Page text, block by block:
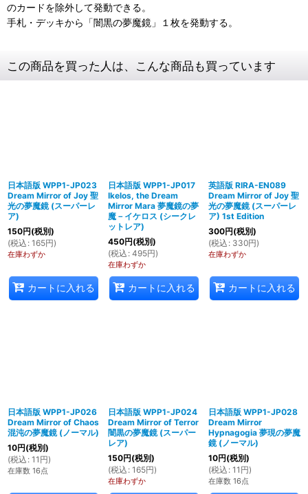
のカードを除外して発動できる。
手札・デッキから「闇黒の夢魔鏡」１枚を発動する。
この商品を買った人は、こんな商品も買っています
日本語版 WPP1-JP023
Dream Mirror of Joy 聖
光の夢魔鏡 (スーパーレ
ア)
150円(税別)
(税込 : 165円)
在庫わずか
カートに入れる
日本語版 WPP1-JP017
Ikelos, the Dream
Mirror Mara 夢魔鏡の夢
魔－イケロス (シークレ
ットレア)
450円(税別)
(税込 : 495円)
在庫わずか
カートに入れる
英語版 RIRA-EN089
Dream Mirror of Joy 聖
光の夢魔鏡 (スーパーレ
ア) 1st Edition
300円(税別)
(税込 : 330円)
在庫わずか
カートに入れる
日本語版 WPP1-JP026
Dream Mirror of Chaos
混沌の夢魔鏡 (ノーマル)
10円(税別)
(税込 : 11 円)
在庫数 16点
日本語版 WPP1-JP024
Dream Mirror of Terror
闇黒の夢魔鏡 (スーパー
レア)
150円(税別)
(税込 : 165円)
在庫わずか
日本語版 WPP1-JP028
Dream Mirror
Hypnagogia 夢現の夢魔
鏡 (ノーマル)
10円(税別)
(税込 : 11 円)
在庫数 16点